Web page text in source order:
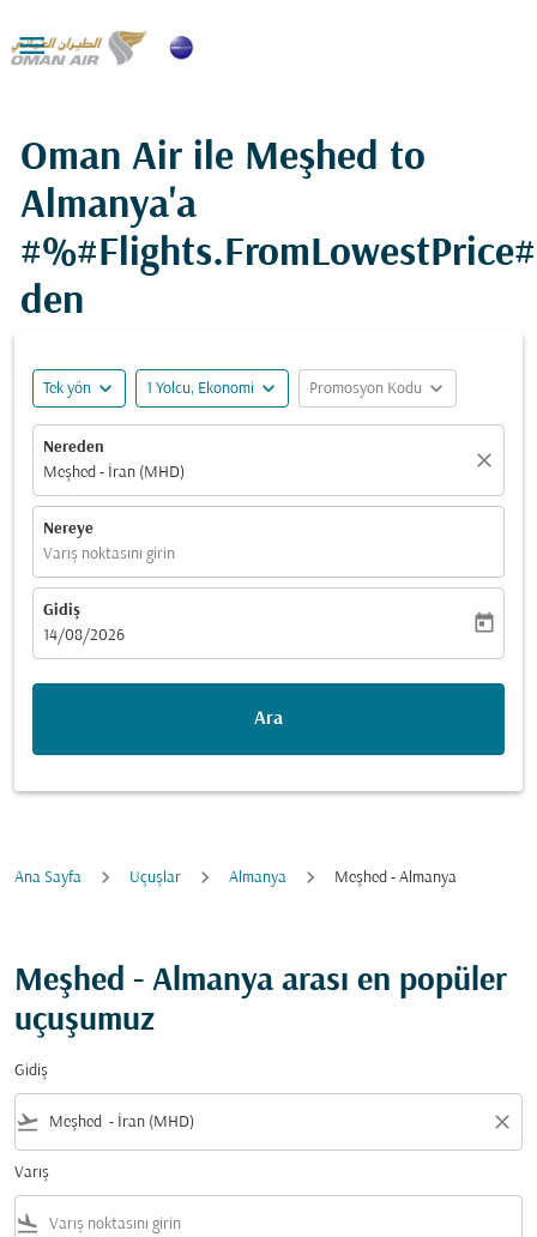

Oman Air ile Meşhed to
Almanya'a
den
Tek yön expand_more 1 Yolcu, Ekonomi expand_more Promosyon Kodu expand_more
Nereden
Meşhed - İran (MHD)
close
Nereye
Varış noktasını girin
Gidiş
fc-booking-departure-date-aria-label
14/08/2026
today
Ara
Ana Sayfa Uçuşlar Almanya Meşhed - Almanya
Meşhed - Almanya arası en popüler
uçuşumuz
Gidiş
flight_takeoff close
Varış
flight_land